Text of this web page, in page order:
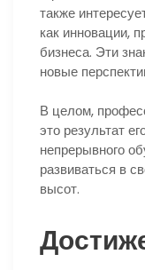
также
как инновации,
бизнеса. Эти
новые
В целом,
это результат
непрерывного
развиваться в
высот.